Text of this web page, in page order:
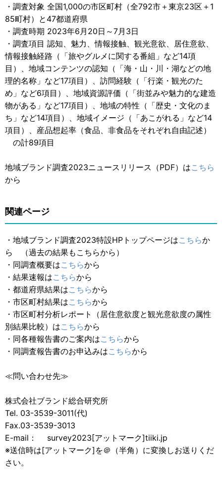
・調査対象 全国1,000の市区町村（全792市＋東京23区＋1
85町村）と47都道府県
・調査時期 2023年6月20日～7月3日
・調査項目 認知、魅力、情報接触、観光意欲、居住意欲、
情報接触経路（「旅やグルメに関する番組」など14項
目）、地域コンテンツの認知（「海・山・川・湖などの地
理的名称」など17項目）、訪問経験（「行楽・観光のた
め」など6項目）、地域資源評価（「街並みや魅力的な建造
物がある」など17項目）、地域の特性（「歴史・文化のま
ち」など14項目）、地域イメージ（「あこがれる」など14
項目）、産品想起率（食品、非食品をそれぞれ自由記述）
の計89項目
地域ブランド調査2023ニュースリリース（PDF）はこちら
から
関連ページ
・地域ブランド調査2023特設HPトップページはこちらか
ら （過去の結果もこちらから）
・同調査概要はこちらから
・結果速報はこちらから
・都道府県結果はこちらから
・市区町村結果はこちらから
・市区町村分析レポート（居住意欲度と観光意欲度の属性
別結果比較）はこちらから
・同各種報告書のご案内はこちらから
・同調査報告書のお申込みはこちらから
≪問い合わせ先≫
株式会社ブランド総合研究所
Tel. 03-3539-3011(代)
Fax.03-3539-3013
E-mail： survey2023[アットマーク]tiiki.jp
※送信時は[アットマーク]を＠（半角）に変換しお送りくだ
さい。